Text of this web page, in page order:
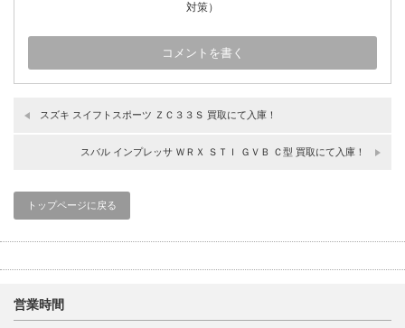
対策）
スズキ スイフトスポーツ ＺＣ３３Ｓ 買取にて入庫！
スバル インプレッサ ＷＲＸ ＳＴＩ ＧＶＢ Ｃ型 買取にて入庫！
トップページに戻る
営業時間